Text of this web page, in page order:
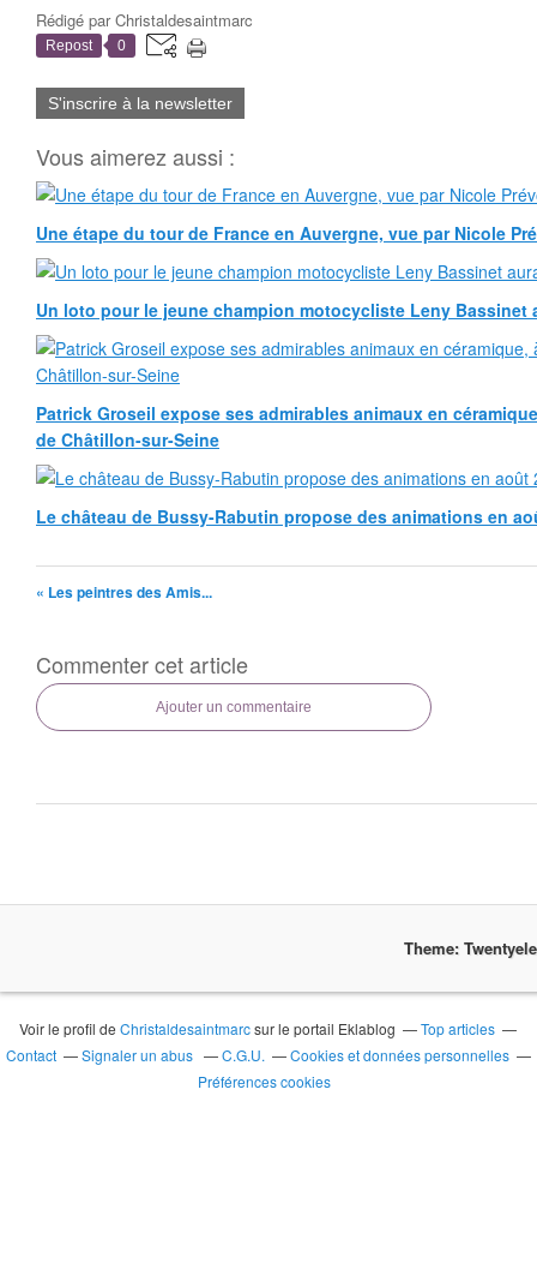
Rédigé parChristaldesaintmarc
Repost 0
S'inscrire à la newsletter
Vous aimerez aussi :
Une étape du tour de France en Auvergne, vue par Nicole
Un loto pour le jeune champion motocycliste Leny Bassinet
Patrick Groseil expose ses admirables animaux en
de Châtillon-sur-Seine
Le château de Bussy-Rabutin propose des animations en
« Les peintres des Amis...
Commenter cet article
Ajouter un commentaire
Theme:
Voir le profil deChristaldesaintmarcsur le portail Eklablog
Top articles
Contact
Signaler un abus C.G.U.
Cookies et données personnelles
Préférences cookies